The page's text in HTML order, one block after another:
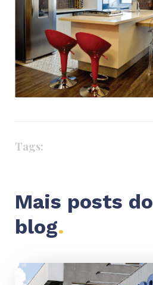
Tags:
Mais posts do
blog.